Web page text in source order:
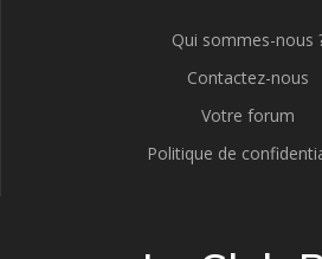
Qui sommes-nous
Contactez-nous
Votre forum
Politique de